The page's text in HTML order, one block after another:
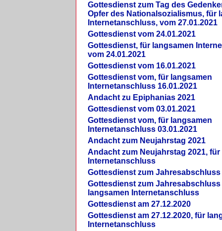
Gottesdienst zum Tag des
Opfer des Nationalsozialismus, für
Internetanschluss, vom 27.01.2021
Gottesdienst vom 24.01.2021
Gottesdienst, für langsamen
vom 24.01.2021
Gottesdienst vom 16.01.2021
Gottesdienst vom, für langsamen
Internetanschluss 16.01.2021
Andacht zu Epiphanias 2021
Gottesdienst vom 03.01.2021
Gottesdienst vom, für langsamen
Internetanschluss 03.01.2021
Andacht zum Neujahrstag 2021
Andacht zum Neujahrstag 2021,
Internetanschluss
Gottesdienst zum Jahresabschluss
Gottesdienst zum Jahresabschluss
langsamen Internetanschluss
Gottesdienst am 27.12.2020
Gottesdienst am 27.12.2020, für
Internetanschluss